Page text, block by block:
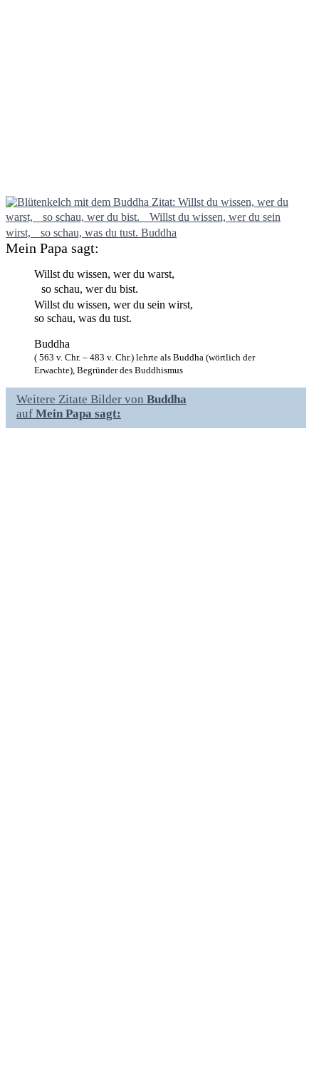
Mein Papa sagt:
Willst du wissen, wer du warst,
so schau, wer du bist.
Willst du wissen, wer du sein wirst,
so schau, was du tust.
Buddha
( 563 v. Chr. – 483 v. Chr.) lehrte als Buddha (wörtlich der
Erwachte), Begründer des Buddhismus
Weitere Zitate Bilder von Buddha
auf Mein Papa sagt: